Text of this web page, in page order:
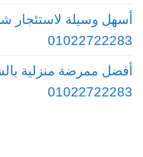
أسهل وسيلة لاستئجار
01022722283
أفضل ممرضة منزلية
01022722283